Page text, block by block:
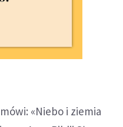
«Niebo i ziemia